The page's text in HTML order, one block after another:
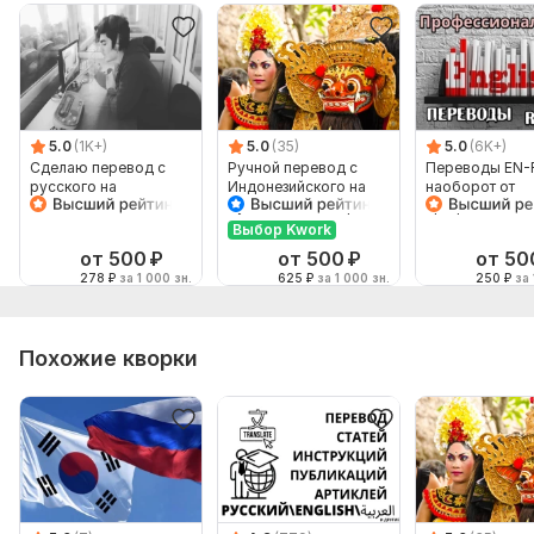
Объем услуги в кворке: 4 000 знаков
5.0 (1K+)
Сделаю перевод с
русского на
английский и
от 500 ₽
278 ₽ за 1 000 зн.
5.0 (35)
Ручной перевод с
Индонезийского на
Русский и наоборот
Выбор Kwork
от 500 ₽
625 ₽ за 1 000 зн.
5.0 (6K+)
Переводы EN-
наоборот от
от
250 ₽ за
Похожие кворки